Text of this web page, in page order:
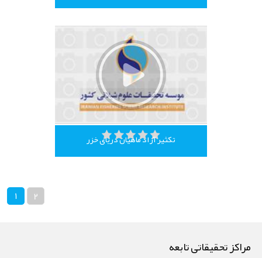
تکثیر آزاد ماهیان دریای خزر
1 2
مراکز تحقیقاتی تابعه